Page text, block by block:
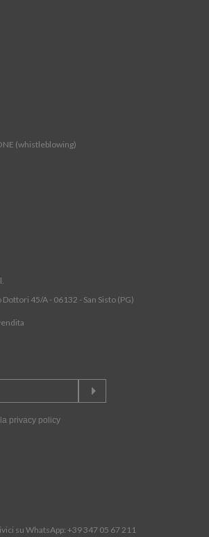
(whistleblowing)
45/A - 06132 - San Sisto (PG)
privacy policy
su WhatsApp: +39 347 05 67 211